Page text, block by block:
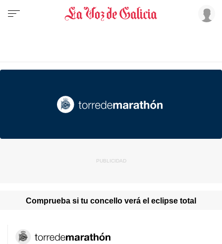
Comprueba si tu concello verá el eclipse total